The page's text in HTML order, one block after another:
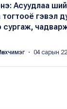
Асуудлаа
тогтооё гэвэл
сургаж,
・ 04 сарын